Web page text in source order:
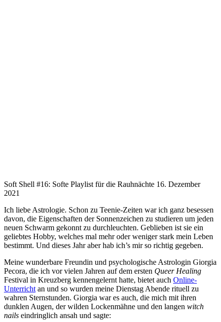
Soft Shell #16: Softe Playlist für die Rauhnächte 16. Dezember
2021
Ich liebe Astrologie. Schon zu Teenie-Zeiten war ich ganz besessen
davon, die Eigenschaften der Sonnenzeichen zu studieren um jeden
neuen Schwarm gekonnt zu durchleuchten. Geblieben ist sie ein
geliebtes Hobby, welches mal mehr oder weniger stark mein Leben
bestimmt. Und dieses Jahr aber hab ich’s mir so richtig gegeben.
Meine wunderbare Freundin und psychologische Astrologin Giorgia
Pecora, die ich vor vielen Jahren auf dem ersten Queer Healing
Festival in Kreuzberg kennengelernt hatte, bietet auch Online-
Unterricht an und so wurden meine Dienstag Abende rituell zu
wahren Sternstunden. Giorgia war es auch, die mich mit ihren
dunklen Augen, der wilden Lockenmähne und den langen witch
nails eindringlich ansah und sagte: